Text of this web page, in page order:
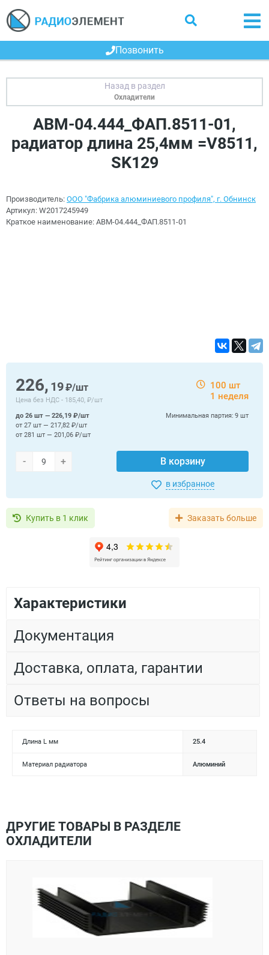
Позвонить
Охладители
АВМ-04.444_ФАП.8511-01,
радиатор длина 25,4мм =V8511,
SK129
Производитель: ООО "Фабрика алюминиевого профиля", г. Обнинск
Артикул: W2017245949
Краткое наименование: АВМ-04.444_ФАП.8511-01
226, 19₽/шт
Цена без НДС - 185,40, ₽/шт
100 шт
1 неделя
- + В корзину
Минимальная партия: 9 шт
до 26 шт — 226,19 ₽/шт
от 27 шт — 217,82 ₽/шт
от 281 шт — 201,06 ₽/шт
в избранное
Купить в 1 клик Заказать больше
Характеристики
Документация
Доставка, оплата, гарантии
Ответы на вопросы
Длина L мм 25.4
Материал радиатора Алюминий
ДРУГИЕ ТОВАРЫ В РАЗДЕЛЕ
ОХЛАДИТЕЛИ